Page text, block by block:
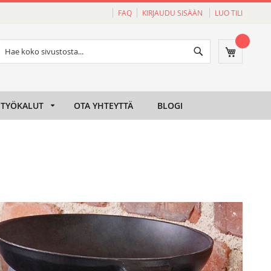
FAQ KIRJAUDU SISÄÄN LUO TILI
Ostoskori
Haku
TYÖKALUT OTA YHTEYTTÄ BLOGI